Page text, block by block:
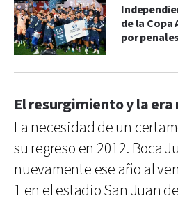
de la Copa
por
El resurgimiento y la
La necesidad de un
su regreso en 2012. Boca
nuevamente ese año al
1 en el estadio San Juan